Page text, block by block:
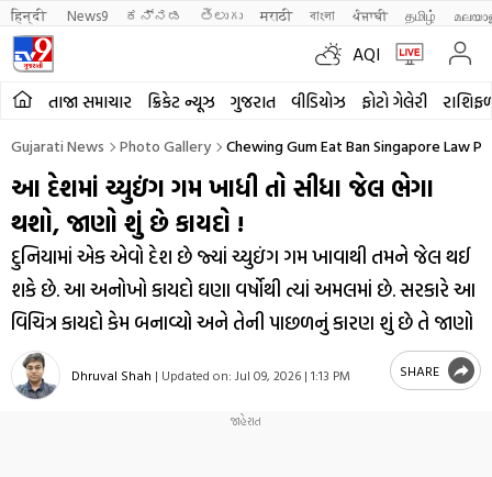
हिन्दी News9 ಕನ್ನಡ తెలుగు मराठी বাংলা ਪੰਜਾਬੀ தமிழ்
AQI
તાજા સમાચાર ક્રિકેટ ન્યૂઝ ગુજરાત વીડિયોઝ ફોટો ગેલેરી
Gujarati News Photo Gallery Chewing Gum Eat Ban Singapore Law
આ દેશમાં ચ્યુઇંગ ગમ ખાધી તો સીધા જેલ ભેગા
થશો, જાણો શું છે કાયદો !
દુનિયામાં એક એવો દેશ છે જ્યાં ચ્યુઇંગ ગમ ખાવાથી તમને જેલ થઈ
શકે છે. આ અનોખો કાયદો ઘણા વર્ષોથી ત્યાં અમલમાં છે. સરકારે આ
વિચિત્ર કાયદો કેમ બનાવ્યો અને તેની પાછળનું કારણ શું છે તે જાણો
Dhruval Shah | Updated on: Jul 09, 2026 | 1:13 PM SHARE